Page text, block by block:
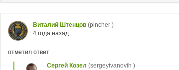
Виталий Штенцов (pincher )
4 года назад
отметил ответ
Сергей Козел (sergeyivanovih )